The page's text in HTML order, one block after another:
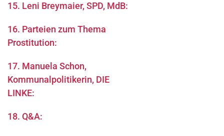
15. Leni Breymaier, SPD, MdB:
16. Parteien zum Thema
Prostitution:
17. Manuela Schon,
Kommunalpolitikerin, DIE
LINKE:
18. Q&A: